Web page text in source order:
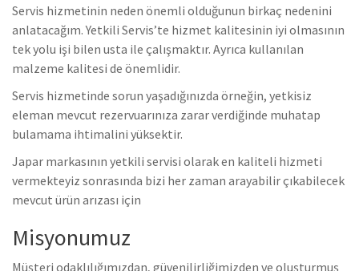
Servis hizmetinin neden önemli olduğunun birkaç nedenini
anlatacağım. Yetkili Servis’te hizmet kalitesinin iyi olmasının
tek yolu işi bilen usta ile çalışmaktır. Ayrıca kullanılan
malzeme kalitesi de önemlidir.
Servis hizmetinde sorun yaşadığınızda örneğin, yetkisiz
eleman mevcut rezervuarınıza zarar verdiğinde muhatap
bulamama ihtimalini yüksektir.
Japar markasının yetkili servisi olarak en kaliteli hizmeti
vermekteyiz sonrasında bizi her zaman arayabilir çıkabilecek
mevcut ürün arızası için
Misyonumuz
Müşteri odaklılığımızdan, güvenilirliğimizden ve oluşturmuş